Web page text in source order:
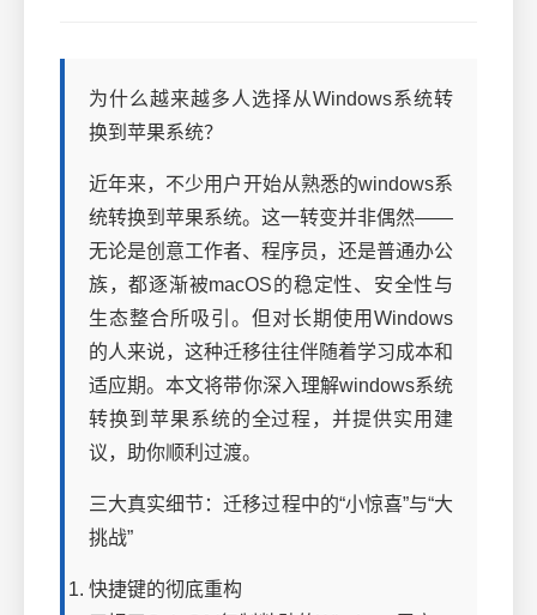
为什么越来越多人选择从Windows系统转
换到苹果系统？
近年来，不少用户开始从熟悉的windows系
统转换到苹果系统。这一转变并非偶然——
无论是创意工作者、程序员，还是普通办公
族，都逐渐被macOS的稳定性、安全性与
生态整合所吸引。但对长期使用Windows
的人来说，这种迁移往往伴随着学习成本和
适应期。本文将带你深入理解windows系统
转换到苹果系统的全过程，并提供实用建
议，助你顺利过渡。
三大真实细节：迁移过程中的“小惊喜”与“大
挑战”
快捷键的彻底重构